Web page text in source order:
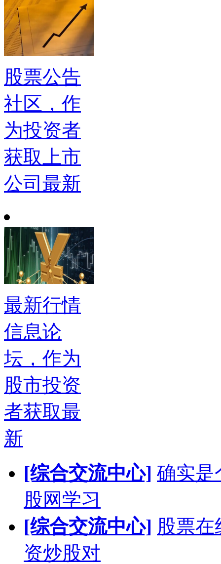
股票公告
社区，作
为投资者
获取上市
公司最新
最新行情
信息论
坛，作为
股市投资
者获取最
新
[综合交流中心] 确实是
股网学习
[综合交流中心] 股票
资炒股对